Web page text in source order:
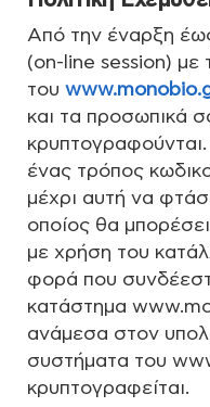
Από την έναρξη
(on-line session) με
του
και τα προσωπικά
ένας τρόπος
μέχρι αυτή να
οποίος θα
με χρήση του
φορά που
κατάστημα
ανάμεσα στον
συστήματα του
κρυπτογραφείται.